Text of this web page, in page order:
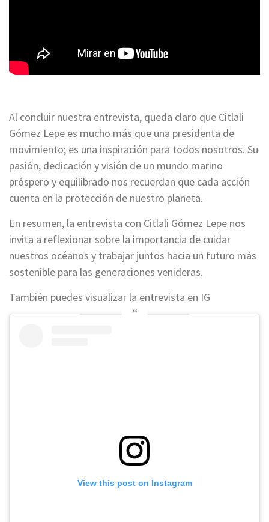
Al concluir nuestra entrevista, queda claro que Citlali
Gómez Lepe es mucho más que una presidenta de
movimiento; es una inspiración para todos nosotros. Su
pasión, dedicación y visión de un mundo marino
próspero y equilibrado nos recuerdan que cada acción
cuenta en la protección de nuestro planeta.
En resumen, la entrevista con Citlali Gómez Lepe nos
invita a reflexionar sobre la importancia de cuidar
nuestros océanos y trabajar juntos hacia un futuro más
sostenible para las generaciones venideras.
También puedes visualizar la entrevista en IG
View this post on Instagram